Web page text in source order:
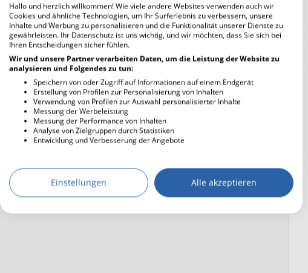
Hallo und herzlich willkommen! Wie viele andere Websites verwenden auch wir
Cookies und ähnliche Technologien, um Ihr Surferlebnis zu verbessern, unsere
Inhalte und Werbung zu personalisieren und die Funktionalität unserer Dienste zu
gewährleisten. Ihr Datenschutz ist uns wichtig, und wir möchten, dass Sie sich bei
Ihren Entscheidungen sicher fühlen.
Wir und unsere Partner verarbeiten Daten, um die Leistung der Website zu
analysieren und Folgendes zu tun:
Speichern von oder Zugriff auf Informationen auf einem Endgerät
Erstellung von Profilen zur Personalisierung von Inhalten
Verwendung von Profilen zur Auswahl personalisierter Inhalte
Messung der Werbeleistung
Messung der Performance von Inhalten
Analyse von Zielgruppen durch Statistiken
Entwicklung und Verbesserung der Angebote
Einstellungen Alle akzeptieren